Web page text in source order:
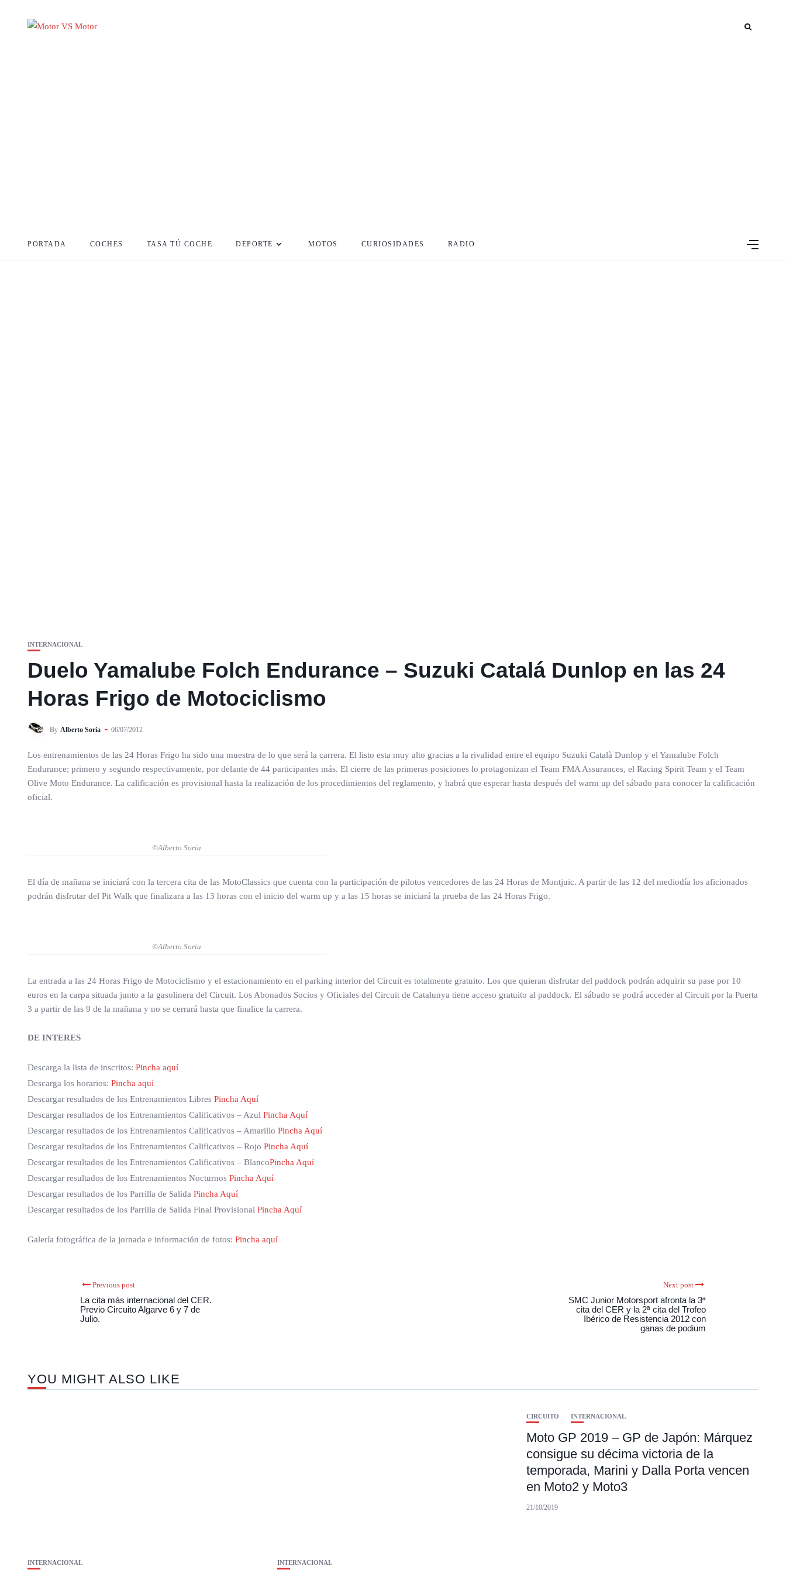
PORTADA COCHES TASA TÚ COCHE DEPORTE MOTOS CURIOSIDADES RADIO
INTERNACIONAL
Duelo Yamalube Folch Endurance – Suzuki Catalá Dunlop en las 24
Horas Frigo de Motociclismo
By Alberto Soria 06/07/2012
Los entrenamientos de las 24 Horas Frigo ha sido una muestra de lo que será la carrera. El listo esta muy alto gracias a la rivalidad entre el equipo Suzuki Català Dunlop y el Yamalube Folch
Endurance; primero y segundo respectivamente, por delante de 44 participantes más. El cierre de las primeras posiciones lo protagonizan el Team FMA Assurances, el Racing Spirit Team y el Team
Olive Moto Endurance. La calificación es provisional hasta la realización de los procedimientos del reglamento, y habrá que esperar hasta después del warm up del sábado para conocer la calificación
oficial.
©Alberto Soria
El día de mañana se iniciará con la tercera cita de las MotoClassics que cuenta con la participación de pilotos vencedores de las 24 Horas de Montjuic. A partir de las 12 del mediodía los aficionados
podrán disfrutar del Pit Walk que finalizara a las 13 horas con el inicio del warm up y a las 15 horas se iniciará la prueba de las 24 Horas Frigo.
©Alberto Soria
La entrada a las 24 Horas Frigo de Motociclismo y el estacionamiento en el parking interior del Circuit es totalmente gratuito. Los que quieran disfrutar del paddock podrán adquirir su pase por 10
euros en la carpa situada junto a la gasolinera del Circuit. Los Abonados Socios y Oficiales del Circuit de Catalunya tiene acceso gratuito al paddock. El sábado se podrá acceder al Circuit por la Puerta
3 a partir de las 9 de la mañana y no se cerrará hasta que finalice la carrera.
DE INTERES
Descarga la lista de inscritos: Pincha aquí
Descarga los horarios: Pincha aquí
Descargar resultados de los Entrenamientos Libres Pincha Aquí
Descargar resultados de los Entrenamientos Calificativos – Azul Pincha Aquí
Descargar resultados de los Entrenamientos Calificativos – Amarillo Pincha Aquí
Descargar resultados de los Entrenamientos Calificativos – Rojo Pincha Aquí
Descargar resultados de los Entrenamientos Calificativos – BlancoPincha Aquí
Descargar resultados de los Entrenamientos Nocturnos Pincha Aquí
Descargar resultados de los Parrilla de Salida Pincha Aquí
Descargar resultados de los Parrilla de Salida Final Provisional Pincha Aquí
Galería fotográfica de la jornada e información de fotos: Pincha aquí
Previous post
La cita más internacional del CER.
Previo Circuito Algarve 6 y 7 de
Julio.
Next post
SMC Junior Motorsport afronta la 3ª
cita del CER y la 2ª cita del Trofeo
Ibérico de Resistencia 2012 con
ganas de podium
YOU MIGHT ALSO LIKE
INTERNACIONAL INTERNACIONAL
CIRCUITO INTERNACIONAL
Moto GP 2019 – GP de Japón: Márquez
consigue su décima victoria de la
temporada, Marini y Dalla Porta vencen
en Moto2 y Moto3
21/10/2019